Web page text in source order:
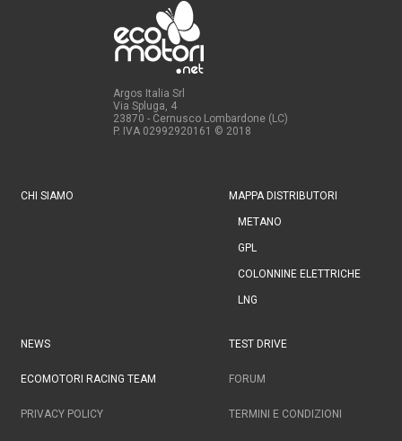
Argos Italia Srl
Via Spluga, 4
23870 - Cernusco Lombardone (LC)
P. IVA 02992920161 © 2018
CHI SIAMO MAPPA DISTRIBUTORI
METANO
GPL
COLONNINE ELETTRICHE
LNG
NEWS TEST DRIVE
ECOMOTORI RACING TEAM FORUM
PRIVACY POLICY TERMINI E CONDIZIONI